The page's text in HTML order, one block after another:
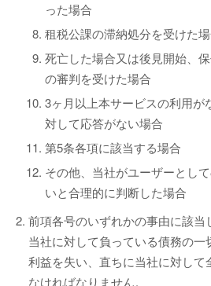
った場合
租税公課の滞納処分を受けた
死亡した場合又は後見開始、
の審判を受けた場合
3ヶ月以上本サービスの利用が
対して応答がない場合
第5条各項に該当する場合
その他、当社がユーザーとし
いと合理的に判断した場合
前項各号のいずれかの事由に該当
当社に対して負っている債務の
利益を失い、直ちに当社に対して
なければなりません。